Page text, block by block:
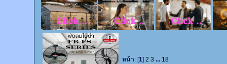
หน้า: [1] 2 3 ... 18